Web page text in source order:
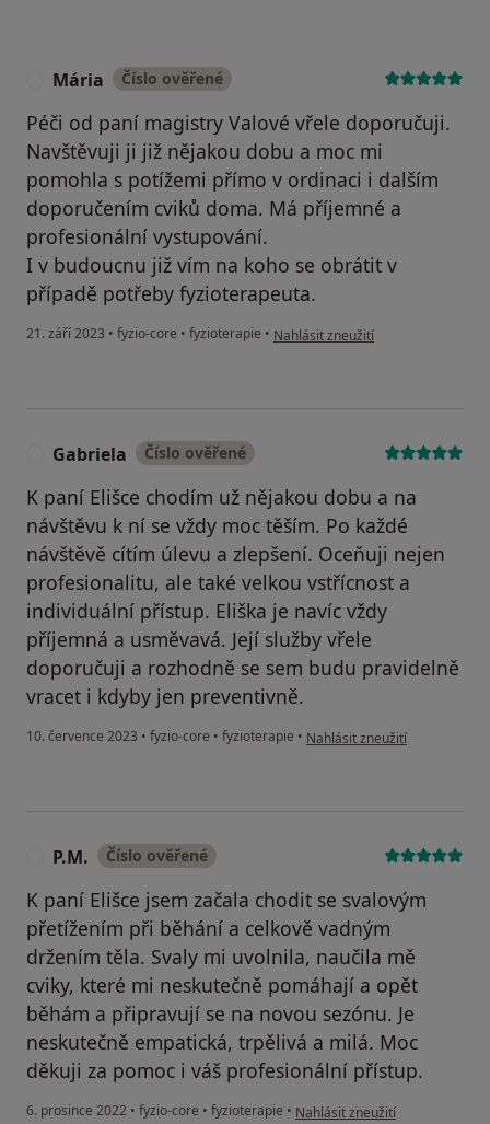
Mária Číslo ověřené
Péči od paní magistry Valové vřele doporučuji.
Navštěvuji ji již nějakou dobu a moc mi
pomohla s potížemi přímo v ordinaci i dalším
doporučením cviků doma. Má příjemné a
profesionální vystupování.
I v budoucnu již vím na koho se obrátit v
případě potřeby fyzioterapeuta.
21. září 2023 • fyzio-core • fyzioterapie • podle názoru uživatele Mária
Nahlásit zneužití
Gabriela Číslo ověřené
K paní Elišce chodím už nějakou dobu a na
návštěvu k ní se vždy moc těším. Po každé
návštěvě cítím úlevu a zlepšení. Oceňuji nejen
profesionalitu, ale také velkou vstřícnost a
individuální přístup. Eliška je navíc vždy
příjemná a usměvavá. Její služby vřele
doporučuji a rozhodně se sem budu pravidelně
vracet i kdyby jen preventivně.
10. července 2023 • fyzio-core • fyzioterapie • podle názoru uživatele
Nahlásit zneužití
P.M. Číslo ověřené
K paní Elišce jsem začala chodit se svalovým
přetížením při běhání a celkově vadným
držením těla. Svaly mi uvolnila, naučila mě
cviky, které mi neskutečně pomáhají a opět
běhám a připravují se na novou sezónu. Je
neskutečně empatická, trpělivá a milá. Moc
děkuji za pomoc i váš profesionální přístup.
6. prosince 2022 • fyzio-core • fyzioterapie • podle názoru uživatele P.M.
Nahlásit zneužití